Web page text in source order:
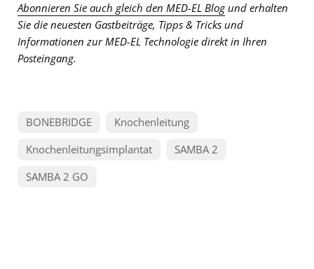
Abonnieren Sie auch gleich den MED-EL Blogund erhalten
Sie die neuesten Gastbeiträge, Tipps & Tricks und
Informationen zur MED-EL Technologie direkt in Ihren
Posteingang.
BONEBRIDGE
Knochenleitung
Knochenleitungsimplantat
SAMBA 2
SAMBA 2 GO